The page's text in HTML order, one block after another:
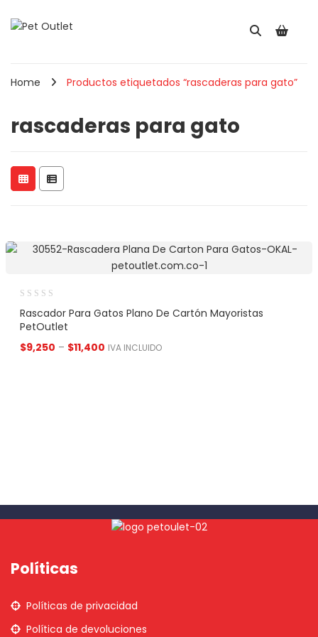
Home Productos etiquetados “rascaderas para gato”
rascaderas para gato
Rascador Para Gatos Plano De Cartón Mayoristas
PetOutlet
$9,250 – $11,400 IVA INCLUIDO
Políticas
Políticas de privacidad
Política de devoluciones